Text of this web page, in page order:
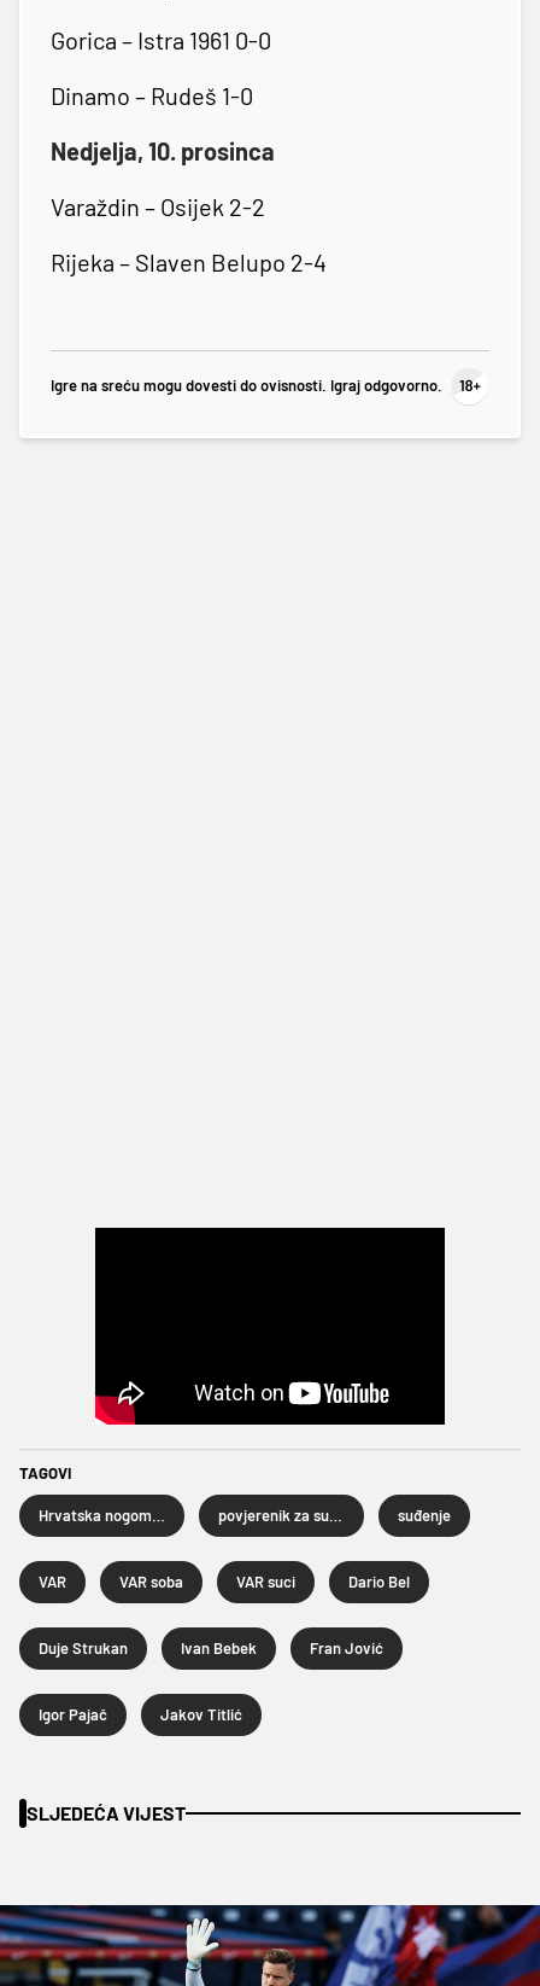
Gorica – Istra 1961 0-0
Dinamo – Rudeš 1-0
Nedjelja, 10. prosinca
Varaždin – Osijek 2-2
Rijeka – Slaven Belupo 2-4
Igre na sreću mogu dovesti do ovisnosti. Igraj odgovorno.
TAGOVI
suđenje
VAR VAR soba VAR suci Dario Bel
Duje Strukan Ivan Bebek Fran Jović
Igor Pajač Jakov Titlić
SLJEDEĆA VIJEST